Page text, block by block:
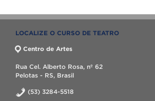
LOCALIZE O CURSO DE TEATRO
Centro de Artes
Rua Cel. Alberto Rosa, nº 62
Pelotas - RS, Brasil
(53) 3284-5518